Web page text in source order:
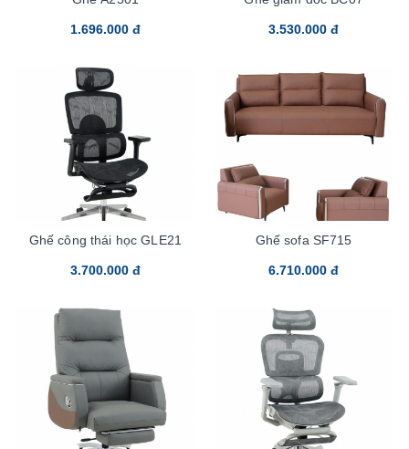
1.696.000 đ 3.530.000 đ
Ghế công thái học GLE21
3.700.000 đ
Ghế sofa SF715
6.710.000 đ